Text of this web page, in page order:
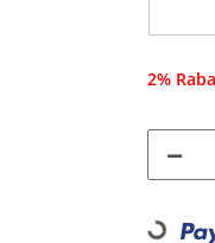
2%
Loading...